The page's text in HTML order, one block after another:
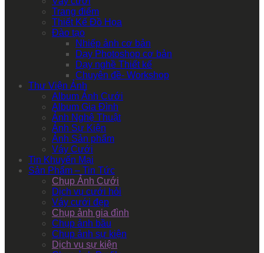
Trang điểm
Thiết Kế Đồ Họa
Đào tạo
Nhiếp ảnh cơ bản
Dạy Photoshop cơ bản
Dạy nghề Thiết kế
Chuyên đề- Workshop
Thư Viện Ảnh
Album Ảnh Cưới
Album Gia Đình
Ảnh Nghệ Thuật
Ảnh Sự Kiện
Ảnh Sản phẩm
Váy Cưới
Tin Khuyến Mại
Sản Phẩm – Tin Tức
Chụp Ảnh Cưới
Dịch vụ cưới hỏi
Váy cưới đẹp
Chụp ảnh gia đình
Chụp ảnh bầu
Chụp ảnh sự kiện
Dịch vụ sự kiện